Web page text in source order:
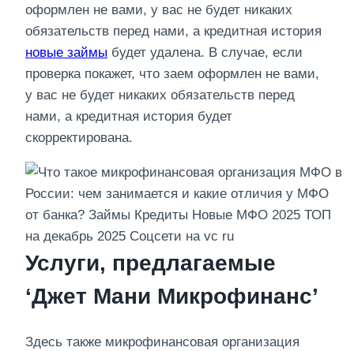
оформлен не вами, у вас не будет никаких
обязательств перед нами, а кредитная история
новые займы будет удалена. В случае, если
проверка покажет, что заем оформлен не вами,
у вас не будет никаких обязательств перед
нами, а кредитная история будет
скорректирована.
Услуги, предлагаемые
‘Джет Мани Микрофинанс’
Здесь также микрофинансовая организация